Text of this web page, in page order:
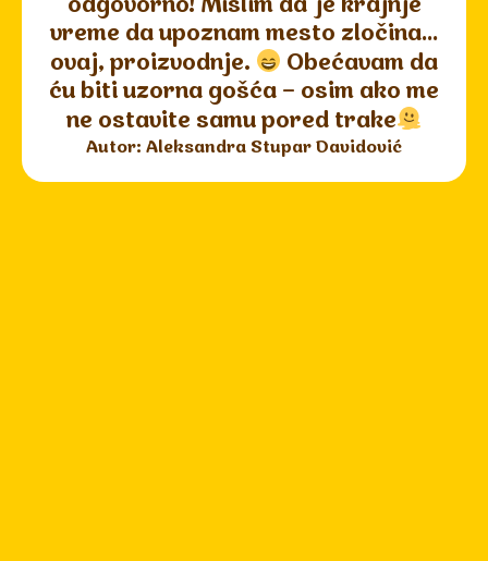
odgovorno! Mislim da je krajnje
vreme da upoznam mesto zločina…
ovaj, proizvodnje.
Obećavam da
ću biti uzorna gošća – osim ako me
ne ostavite samu pored trake
Autor: Aleksandra Stupar Davidović